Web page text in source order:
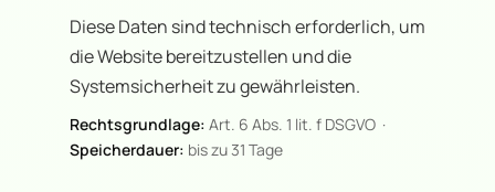
Diese Daten sind technisch erforderlich, um
die Website bereitzustellen und die
Systemsicherheit zu gewährleisten.
Rechtsgrundlage: Art. 6 Abs. 1 lit. f DSGVO ·
Speicherdauer: bis zu 31 Tage